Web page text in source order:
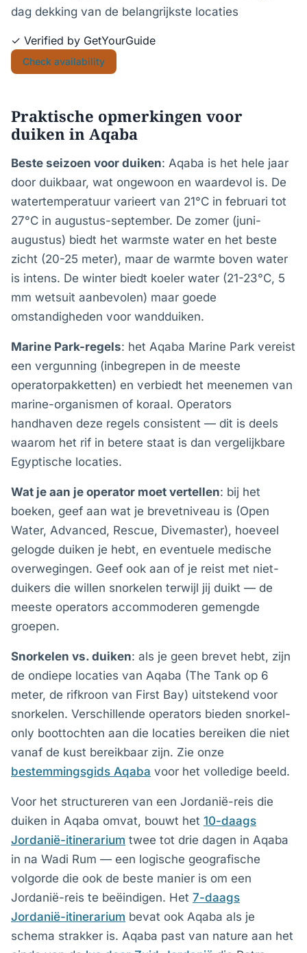
dag dekking van de belangrijkste locaties
✓ Verified by GetYourGuide
Check availability
Praktische opmerkingen voor
duiken in Aqaba
Beste seizoen voor duiken: Aqaba is het hele jaar
door duikbaar, wat ongewoon en waardevol is. De
watertemperatuur varieert van 21°C in februari tot
27°C in augustus-september. De zomer (juni-
augustus) biedt het warmste water en het beste
zicht (20-25 meter), maar de warmte boven water
is intens. De winter biedt koeler water (21-23°C, 5
mm wetsuit aanbevolen) maar goede
omstandigheden voor wandduiken.
Marine Park-regels: het Aqaba Marine Park vereist
een vergunning (inbegrepen in de meeste
operatorpakketten) en verbiedt het meenemen van
marine-organismen of koraal. Operators
handhaven deze regels consistent — dit is deels
waarom het rif in betere staat is dan vergelijkbare
Egyptische locaties.
Wat je aan je operator moet vertellen: bij het
boeken, geef aan wat je brevetniveau is (Open
Water, Advanced, Rescue, Divemaster), hoeveel
gelogde duiken je hebt, en eventuele medische
overwegingen. Geef ook aan of je reist met niet-
duikers die willen snorkelen terwijl jij duikt — de
meeste operators accommoderen gemengde
groepen.
Snorkelen vs. duiken: als je geen brevet hebt, zijn
de ondiepe locaties van Aqaba (The Tank op 6
meter, de rifkroon van First Bay) uitstekend voor
snorkelen. Verschillende operators bieden snorkel-
only boottochten aan die locaties bereiken die niet
vanaf de kust bereikbaar zijn. Zie onze
bestemmingsgids Aqaba voor het volledige beeld.
Voor het structureren van een Jordanië-reis die
duiken in Aqaba omvat, bouwt het 10-daags
Jordanië-itinerarium twee tot drie dagen in Aqaba
in na Wadi Rum — een logische geografische
volgorde die ook de beste manier is om een
Jordanië-reis te beëindigen. Het 7-daags
Jordanië-itinerarium bevat ook Aqaba als je
schema strakker is. Aqaba past van nature aan het